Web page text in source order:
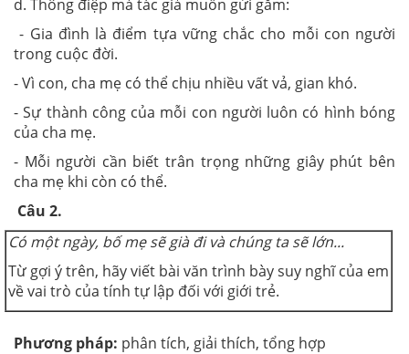
d. Thông điệp mà tác giả muốn gửi gắm:
- Gia đình là điểm tựa vững chắc cho mỗi con người
trong cuộc đời.
- Vì con, cha mẹ có thể chịu nhiều vất vả, gian khó.
- Sự thành công của mỗi con người luôn có hình bóng
của cha mẹ.
- Mỗi người cần biết trân trọng những giây phút bên
cha mẹ khi còn có thể.
Câu 2.
Có một ngày, bố mẹ sẽ già đi và chúng ta sẽ lớn...
Từ gợi ý trên, hãy viết bài văn trình bày suy nghĩ của em
về vai trò của tính tự lập đối với giới trẻ.
Phương pháp: phân tích, giải thích, tổng hợp